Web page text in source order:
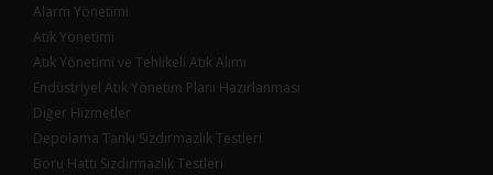
Alarm Yönetimi
Atık Yönetimi
Atık Yönetimi ve Tehlikeli Atık Alımı
Endüstriyel Atık Yönetim Planı Hazırlanması
Diğer Hizmetler
Depolama Tankı Sızdırmazlık Testleri
Boru Hattı Sızdırmazlık Testleri